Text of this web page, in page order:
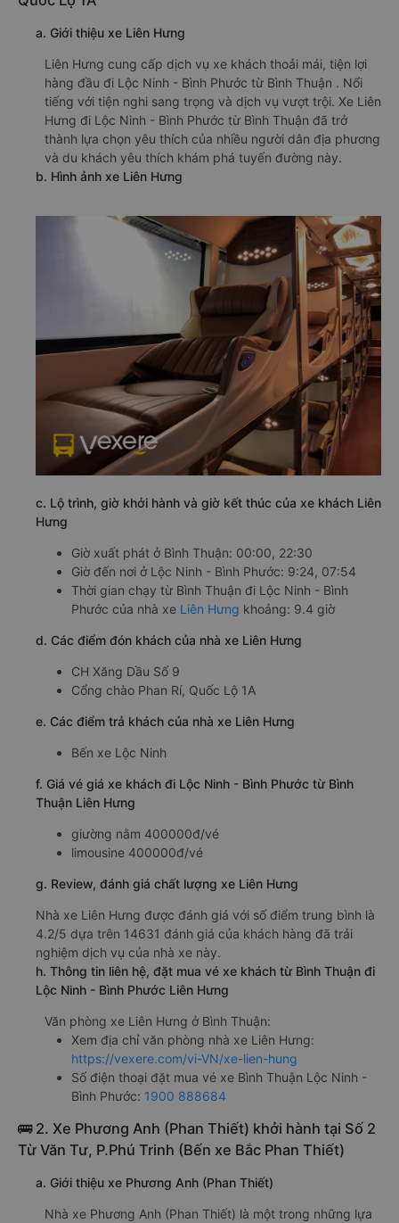
a. Giới thiệu xe Liên Hưng
Liên Hưng cung cấp dịch vụ xe khách thoải mái, tiện lợi
hàng đầu đi Lộc Ninh - Bình Phước từ Bình Thuận . Nổi
tiếng với tiện nghi sang trọng và dịch vụ vượt trội. Xe Liên
Hưng đi Lộc Ninh - Bình Phước từ Bình Thuận đã trở
thành lựa chọn yêu thích của nhiều người dân địa phương
và du khách yêu thích khám phá tuyến đường này.
b. Hình ảnh xe Liên Hưng
c. Lộ trình, giờ khởi hành và giờ kết thúc của xe khách Liên
Hưng
Giờ xuất phát ở Bình Thuận: 00:00, 22:30
Giờ đến nơi ở Lộc Ninh - Bình Phước: 9:24, 07:54
Thời gian chạy từ Bình Thuận đi Lộc Ninh - Bình
Phước của nhà xe Liên Hưng khoảng: 9.4 giờ
d. Các điểm đón khách của nhà xe Liên Hưng
CH Xăng Dầu Số 9
Cổng chào Phan Rí, Quốc Lộ 1A
e. Các điểm trả khách của nhà xe Liên Hưng
Bến xe Lộc Ninh
f. Giá vé giá xe khách đi Lộc Ninh - Bình Phước từ Bình
Thuận Liên Hưng
giường nằm 400000đ/vé
limousine 400000đ/vé
g. Review, đánh giá chất lượng xe Liên Hưng
Nhà xe Liên Hưng được đánh giá với số điểm trung bình là
4.2/5 dựa trên 14631 đánh giá của khách hàng đã trải
nghiệm dịch vụ của nhà xe này.
h. Thông tin liên hệ, đặt mua vé xe khách từ Bình Thuận đi
Lộc Ninh - Bình Phước Liên Hưng
Văn phòng xe Liên Hưng ở Bình Thuận:
Xem địa chỉ văn phòng nhà xe Liên Hưng:
https://vexere.com/vi-VN/xe-lien-hung
Số điện thoại đặt mua vé xe Bình Thuận Lộc Ninh -
Bình Phước: 1900 888684
🚌 2. Xe Phương Anh (Phan Thiết) khởi hành tại Số 2
Từ Văn Tư, P.Phú Trinh (Bến xe Bắc Phan Thiết)
a. Giới thiệu xe Phương Anh (Phan Thiết)
Nhà xe Phương Anh (Phan Thiết) là một trong những lựa